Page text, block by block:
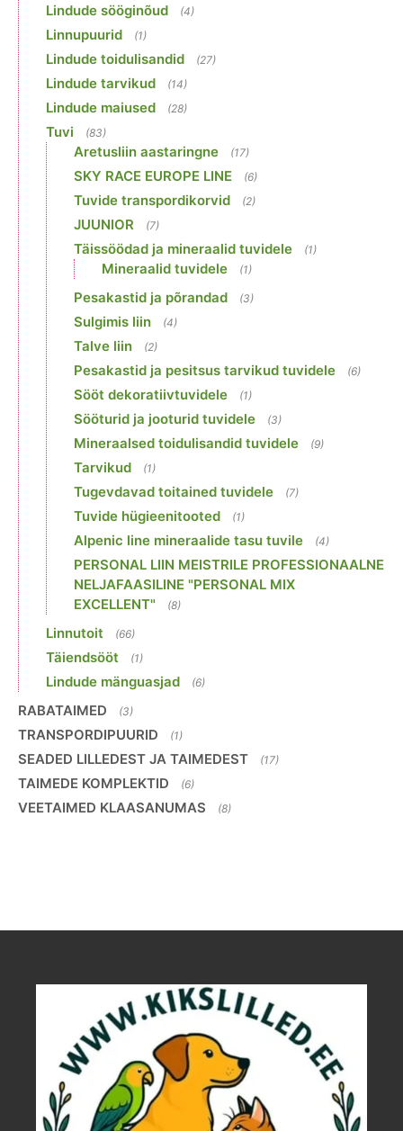
Lindude sööginõud (4)
Linnupuurid (1)
Lindude toidulisandid (27)
Lindude tarvikud (14)
Lindude maiused (28)
Tuvi (83)
Aretusliin aastaringne (17)
SKY RACE EUROPE LINE (6)
Tuvide transpordikorvid (2)
JUUNIOR (7)
Täissöödad ja mineraalid tuvidele (1)
Mineraalid tuvidele (1)
Pesakastid ja põrandad (3)
Sulgimis liin (4)
Talve liin (2)
Pesakastid ja pesitsus tarvikud tuvidele (6)
Sööt dekoratiivtuvidele (1)
Sööturid ja jooturid tuvidele (3)
Mineraalsed toidulisandid tuvidele (9)
Tarvikud (1)
Tugevdavad toitained tuvidele (7)
Tuvide hügieenitooted (1)
Alpenic line mineraalide tasu tuvile (4)
PERSONAL LIIN MEISTRILE PROFESSIONAALNE
NELJAFAASILINE "PERSONAL MIX
EXCELLENT"
(8)
Linnutoit (66)
Täiendsööt (1)
Lindude mänguasjad (6)
RABATAIMED (3)
TRANSPORDIPUURID (1)
SEADED LILLEDEST JA TAIMEDEST (17)
TAIMEDE KOMPLEKTID (6)
VEETAIMED KLAASANUMAS (8)